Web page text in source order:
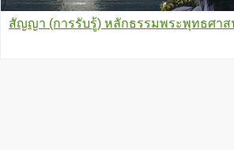
สัญญา (การรับรู้) หลักธรรมพระพุทธศาส